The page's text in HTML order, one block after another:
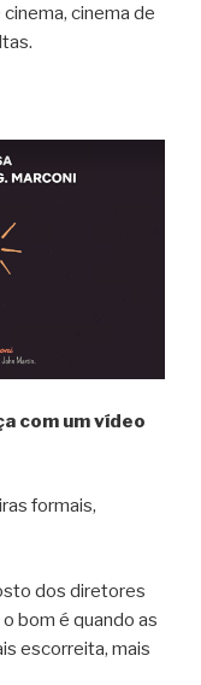
cinema de
com um vídeo
formais,
dos diretores
bom é quando as
escorreita, mais